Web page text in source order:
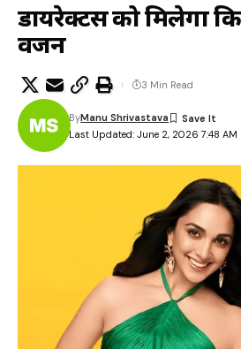
डायरेक्टर्स को मिलेगा
वर्जन
Last Updated: June 2, 2026 7:48 AM
ByManu Shrivastava
3 Min Read